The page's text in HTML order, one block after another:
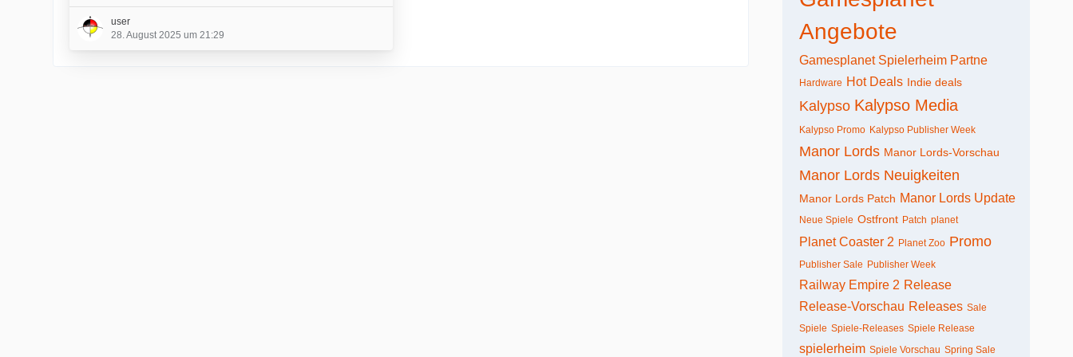
user
28. August 2025 um 21:29
Angebote
Gamesplanet Spielerheim Partne
Hardware Hot Deals Indie deals
Kalypso Kalypso Media
Kalypso Promo Kalypso Publisher Week
Manor Lords Manor Lords-Vorschau
Manor Lords Neuigkeiten
Manor Lords Patch Manor Lords Update
Neue Spiele Ostfront Patch planet
Planet Coaster 2 Planet Zoo Promo
Publisher Sale Publisher Week
Railway Empire 2 Release
Release-Vorschau Releases Sale
Spiele Spiele-Releases Spiele Release
spielerheim Spiele Vorschau Spring Sale